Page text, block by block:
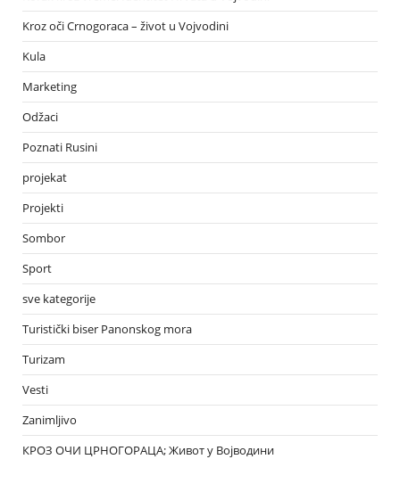
Kroz oči Crnogoraca – život u Vojvodini
Kula
Marketing
Odžaci
Poznati Rusini
projekat
Projekti
Sombor
Sport
sve kategorije
Turistički biser Panonskog mora
Turizam
Vesti
Zanimljivo
КРОЗ ОЧИ ЦРНОГОРАЦА; Живот у Војводини